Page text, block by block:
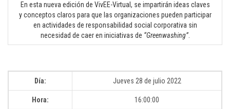
En esta nueva edición de VivEE-Virtual, se impartirán ideas claves
y conceptos claros para que las organizaciones pueden participar
en actividades de responsabilidad social corporativa sin
necesidad de caer en iniciativas de “Greenwashing”.
Día: Jueves 28 de julio 2022
Hora: 16:00:00